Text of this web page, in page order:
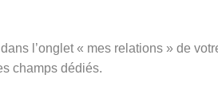
l’onglet « mes relations » de
champs dédiés.